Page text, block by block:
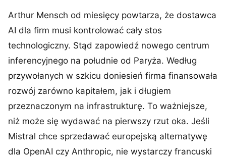
Arthur Mensch od miesięcy powtarza, że dostawca
AI dla firm musi kontrolować cały stos
technologiczny. Stąd zapowiedź nowego centrum
inferencyjnego na południe od Paryża. Według
przywołanych w szkicu doniesień firma finansowała
rozwój zarówno kapitałem, jak i długiem
przeznaczonym na infrastrukturę. To ważniejsze,
niż może się wydawać na pierwszy rzut oka. Jeśli
Mistral chce sprzedawać europejską alternatywę
dla OpenAI czy Anthropic, nie wystarczy francuski